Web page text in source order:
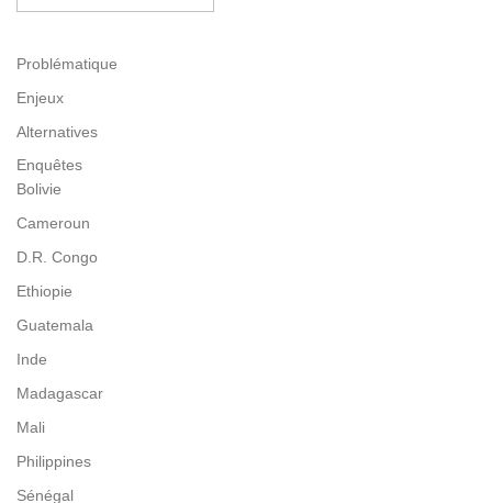
Problématique
Enjeux
Alternatives
Enquêtes
Bolivie
Cameroun
D.R. Congo
Ethiopie
Guatemala
Inde
Madagascar
Mali
Philippines
Sénégal